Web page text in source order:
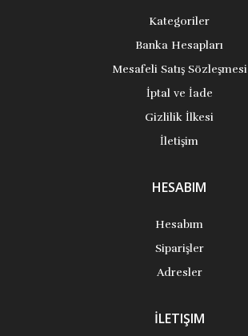
Kategoriler
Banka Hesapları
Mesafeli Satış Sözleşmesi
İptal ve İade
Gizlilik İlkesi
İletişim
HESABIM
Hesabım
Siparişler
Adresler
İLETIŞIM